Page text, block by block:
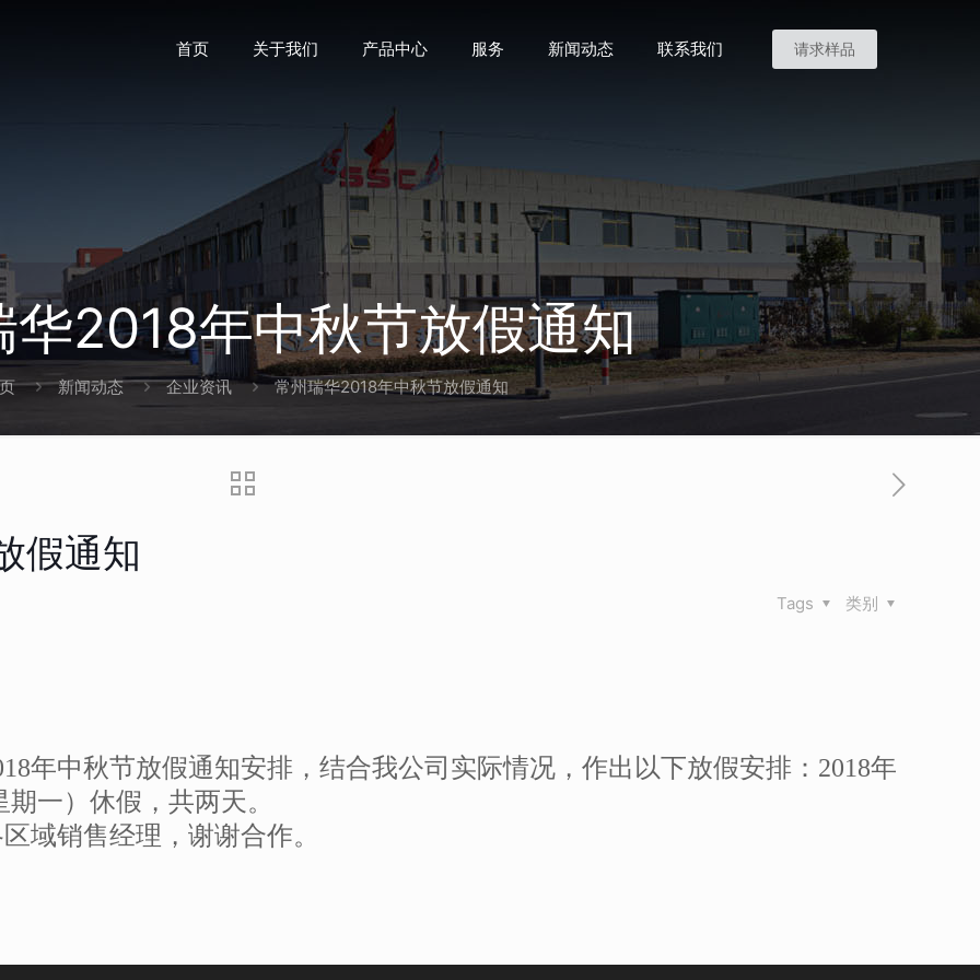
首页 关于我们 产品中心 服务 新闻动态 联系我们 请求样品
华2018年中秋节放假通知
新闻动态 企业资讯 常州瑞华2018年中秋节放假通知
假通知
类别
Tags
年中秋节放假通知安排，结合我公司实际情况，作出以下放假安排：2018年
一）休假，共两天。
域销售经理，谢谢合作。